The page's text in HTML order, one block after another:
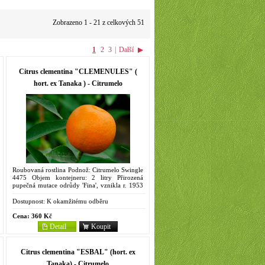
Zobrazeno 1 - 21 z celkových 51
1 2 3 | Další ▶
Citrus clementina "CLEMENULES" (
hort. ex Tanaka ) - Citrumelo
Roubovaná rostlina Podnož: Citrumelo Swingle
4475 Objem kontejneru: 2 litry Přirozená
pupečná mutace odrůdy 'Fina', vznikla r. 1953
Valencie ve...
Dostupnost: K okamžitému odběru
Cena: 360 Kč
Koupit
Detail
Citrus clementina "ESBAL" (hort. ex